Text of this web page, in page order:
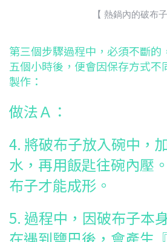
【 熱鍋內的破布子
第三個步驟過程中，必須不斷的
五個小時後，便會因保存方式不
製作：
做法Ａ：
4. 將破布子放入碗中，
水，再用飯匙往碗內壓
布子才能成形。
5. 過程中，因破布子本